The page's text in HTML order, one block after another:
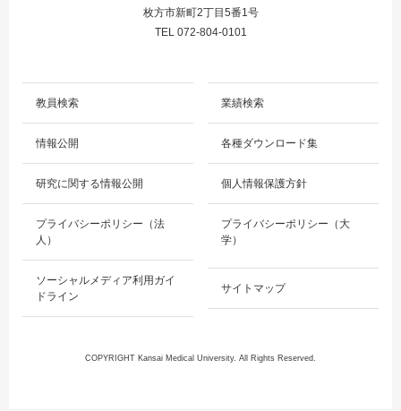
枚方市新町2丁目5番1号
TEL 072-804-0101
教員検索 業績検索
情報公開 各種ダウンロード集
研究に関する情報公開 個人情報保護方針
プライバシーポリシー（法
人）
プライバシーポリシー（大
学）
ソーシャルメディア利用ガイ
ドライン
サイトマップ
COPYRIGHT Kansai Medical University. All Rights Reserved.